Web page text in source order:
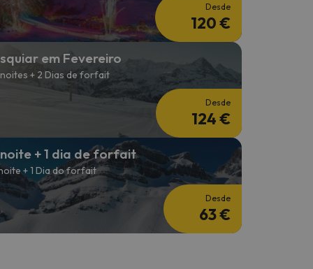
Desde
120 €
em Fevereiro
+ 2 Dias de forfait
Desde
124 €
noite + 1 dia de forfait
+ 1 Dia do forfait
Desde
63 €